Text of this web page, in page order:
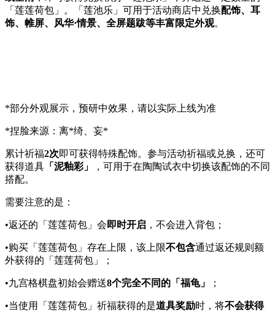
「莲莲荷包」。「莲池乐」可用于活动商店中兑换配饰、耳
饰、帷屏、风华·情景、全屏题跋等丰富限定外观。
*部分外观展示，预研中效果，请以实际上线为准
*捏脸来源：离*绮、妄*
累计祈福2次即可获得特殊配饰。参与活动祈福或兑换，还可
获得道具 「泥釉彩」
，可用于在陶陶试衣中切换该配饰的不同
搭配。
需要注意的是：
•返还的「莲莲荷包」会即时开启 ，不会进入背包；
•购买「莲莲荷包」存在上限，该上限不包含通过返还规则额
外获得的「莲莲荷包」；
•九宫格棋盘初始会赠送8个完全不同的「福龟」 ；
•当使用「莲莲荷包」祈福获得的是道具奖励时，将不会获得